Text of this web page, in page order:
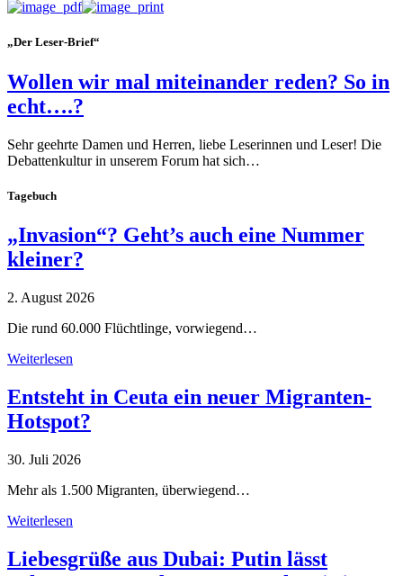
„Der Leser-Brief“
Wollen wir mal miteinander reden? So in
echt….?
Sehr geehrte Damen und Herren, liebe Leserinnen und Leser! Die
Debattenkultur in unserem Forum hat sich…
Tagebuch
„Invasion“? Geht’s auch eine Nummer
kleiner?
2. August 2026
Die rund 60.000 Flüchtlinge, vorwiegend…
Weiterlesen
Entsteht in Ceuta ein neuer Migranten-
Hotspot?
30. Juli 2026
Mehr als 1.500 Migranten, überwiegend…
Weiterlesen
Liebesgrüße aus Dubai: Putin lässt